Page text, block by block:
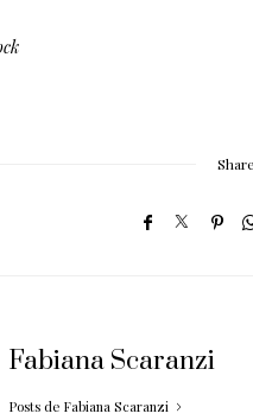
Share
Fabiana Scaranzi
Posts de Fabiana Scaranzi